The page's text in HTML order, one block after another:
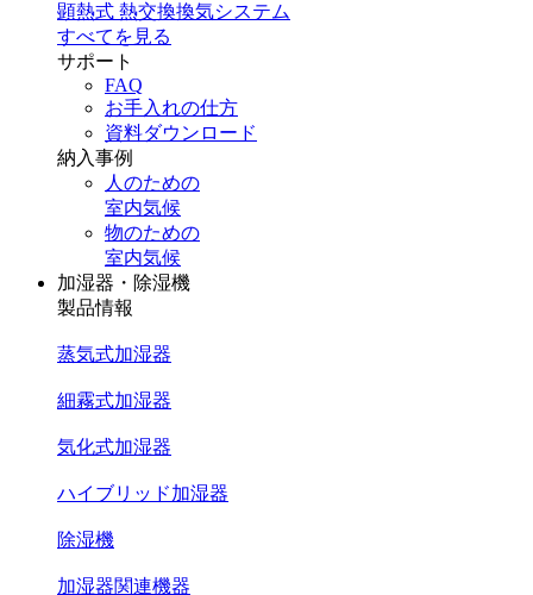
顕熱式 熱交換換気システム
すべてを見る
サポート
FAQ
お手入れの仕方
資料ダウンロード
納入事例
人のための
室内気候
物のための
室内気候
加湿器・除湿機
製品情報
蒸気式加湿器
細霧式加湿器
気化式加湿器
ハイブリッド加湿器
除湿機
加湿器関連機器